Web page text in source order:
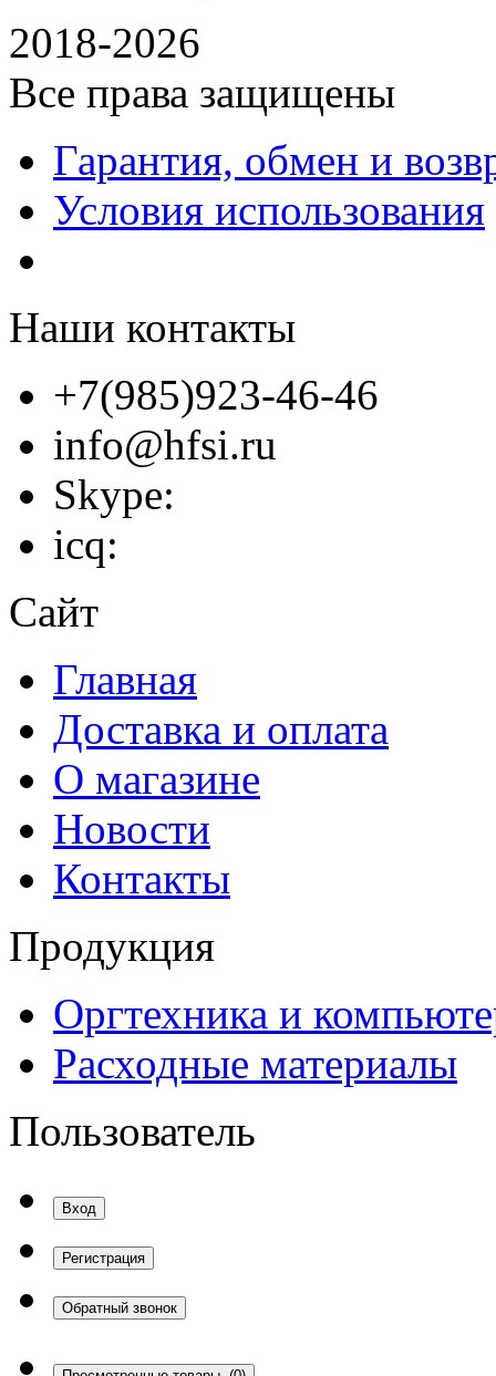
2018-2026
Все права защищены
Гарантия, обмен и
Условия использования
Наши контакты
+7(985)923-46-46
info@hfsi.ru
Skype:
icq:
Сайт
Главная
Доставка и оплата
О магазине
Новости
Контакты
Продукция
Оргтехника и
Расходные материалы
Пользователь
Вход
Регистрация
Обратный звонок